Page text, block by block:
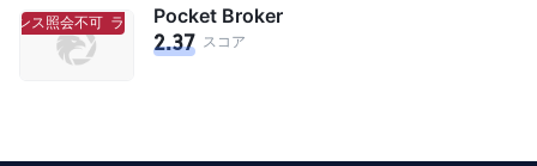
ンス照会不可 ライセンス照会不可
Pocket Broker
2.37 スコア